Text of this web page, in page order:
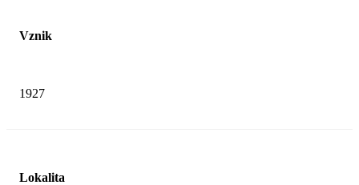
Vznik
1927
Lokalita